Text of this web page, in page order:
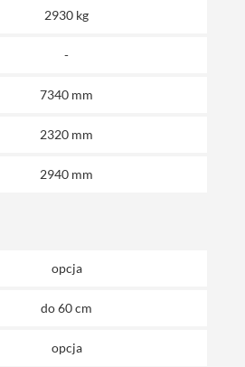
2930 kg
-
7340 mm
2320 mm
2940 mm
opcja
do 60 cm
opcja